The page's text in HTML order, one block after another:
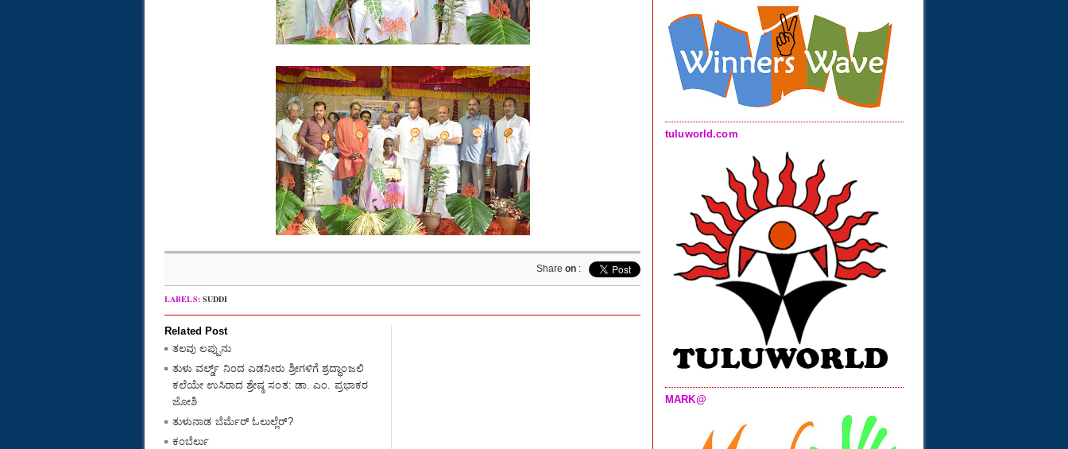
Share on :
LABELS: SUDDI
Related Post
ತಲವು ಲಪ್ಪುನು
ತುಳು ವರ್ಲ್ಡ್ ನಿಂದ ಎಡನೀರು ಶ್ರೀಗಳಿಗೆ ಶ್ರದ್ಧಾಂಜಲಿ
ಕಲೆಯೇ ಉಸಿರಾದ ಶ್ರೇಷ್ಠ ಸಂತ: ಡಾ. ಎಂ. ಪ್ರಭಾಕರ
ಜೋಶಿ
ತುಳುನಾಡ ಬೆರ್ಮೆರ್ ಓಲುಲ್ಲೆರ್?
ಕಂಬೆರ್ಲು
tuluworld.com
MARK@